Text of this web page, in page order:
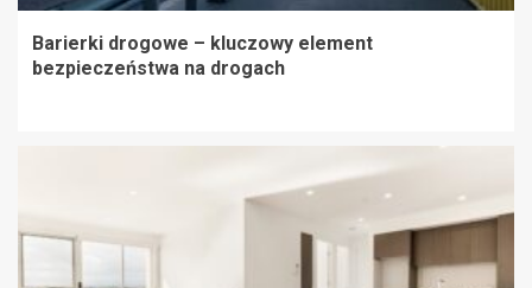
Barierki drogowe – kluczowy element
bezpieczeństwa na drogach